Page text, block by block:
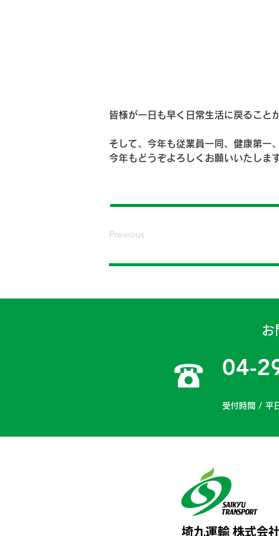
皆様が一日も早く日常生活に戻ること
そして、今年も従業員一同、健康第一
今年もどうぞよろしくお願いいたしま
Previous
04-
受付時間 /
埼九運輸 株式会社